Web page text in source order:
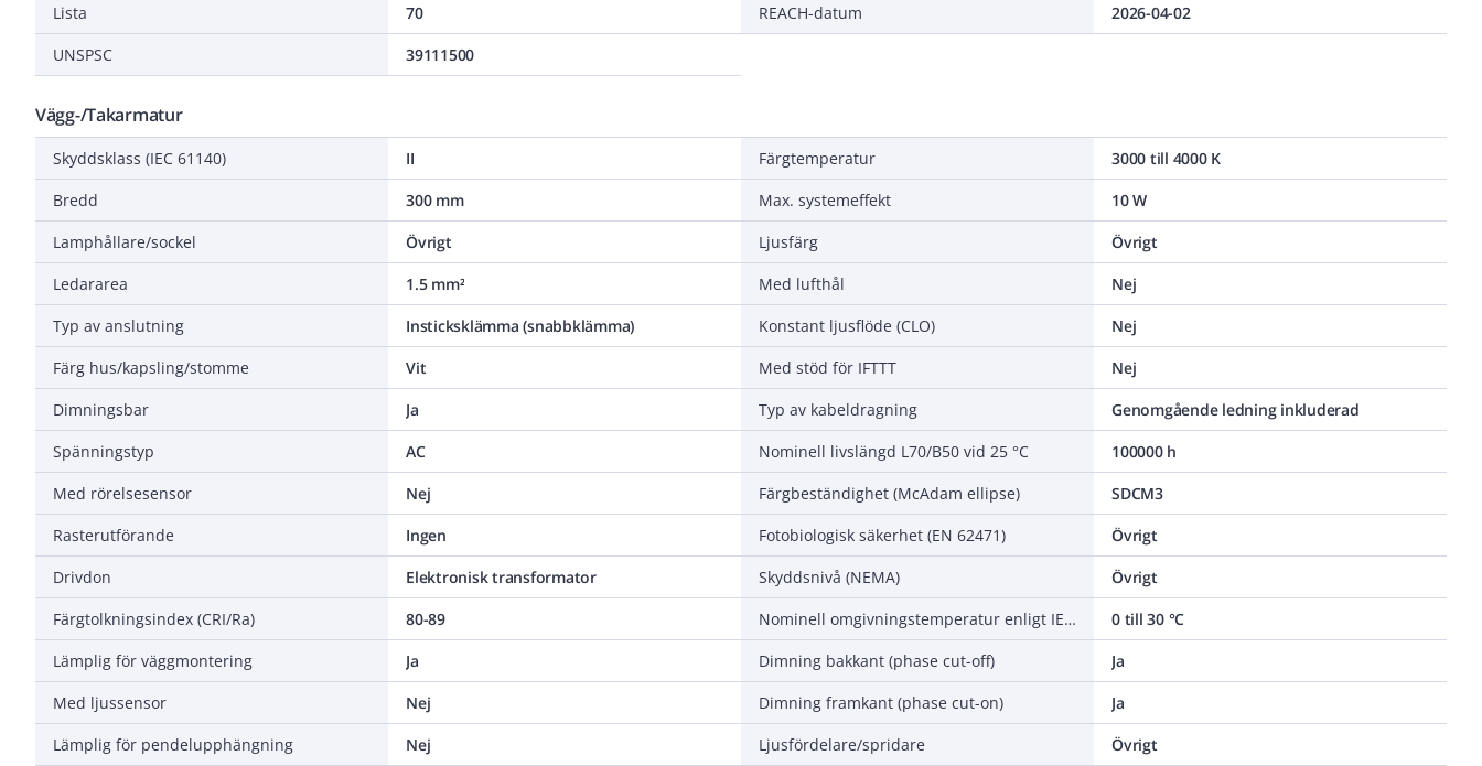
Lista
70
UNSPSC
39111500
REACH-datum
2026-04-02
Vägg-/Takarmatur
Skyddsklass (IEC 61140)
II
Bredd
300 mm
Lamphållare/sockel
Övrigt
Ledararea
1.5 mm²
Typ av anslutning
Insticksklämma (snabbklämma)
Färg hus/kapsling/stomme
Vit
Dimningsbar
Ja
Spänningstyp
AC
Med rörelsesensor
Nej
Rasterutförande
Ingen
Drivdon
Elektronisk transformator
Färgtolkningsindex (CRI/Ra)
80-89
Lämplig för väggmontering
Ja
Med ljussensor
Nej
Lämplig för pendelupphängning
Nej
Färgtemperatur
3000 till 4000 K
Max. systemeffekt
10 W
Ljusfärg
Övrigt
Med lufthål
Nej
Konstant ljusflöde (CLO)
Nej
Med stöd för IFTTT
Nej
Typ av kabeldragning
Genomgående ledning inkluderad
Nominell livslängd L70/B50 vid 25 °C
100000 h
Färgbeständighet (McAdam ellipse)
SDCM3
Fotobiologisk säkerhet (EN 62471)
Övrigt
Skyddsnivå (NEMA)
Övrigt
Nominell omgivningstemperatur enligt IEC 62722-2-1
0 till 30 °C
Dimning bakkant (phase cut-off)
Ja
Dimning framkant (phase cut-on)
Ja
Ljusfördelare/spridare
Övrigt